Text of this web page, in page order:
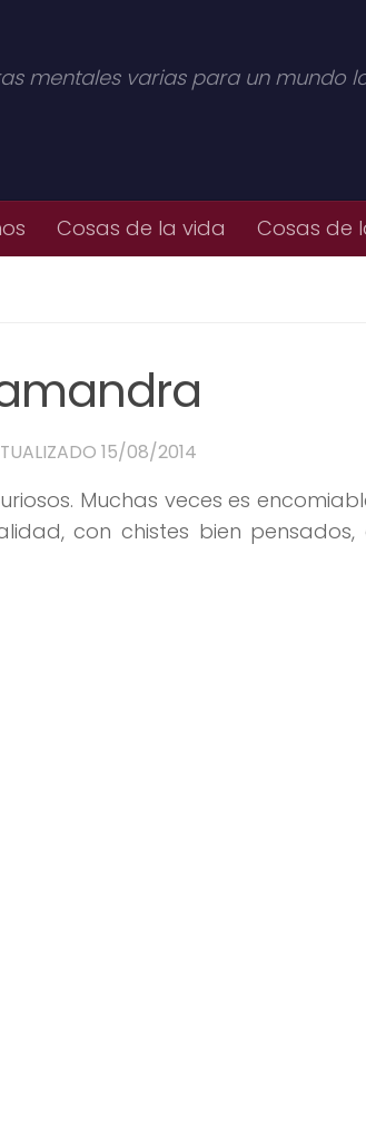
mentales varias para un mundo
Cosas de la vida Cosas de
15/08/2014
Muchas veces es
con chistes bien pensados,